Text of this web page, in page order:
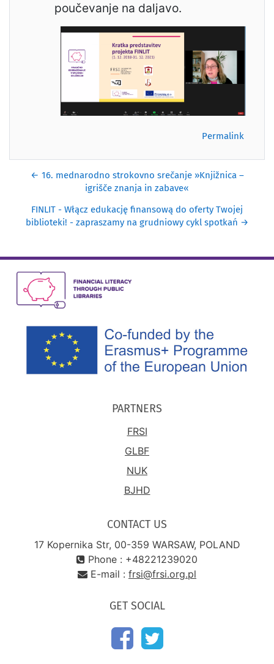
poučevanje na daljavo.
Permalink
← 16. mednarodno strokovno srečanje »Knjižnica –
igrišče znanja in zabave«
FINLIT - Włącz edukację finansową do oferty Twojej
biblioteki! - zapraszamy na grudniowy cykl spotkań →
PARTNERS
FRSI
GLBF
NUK
BJHD
CONTACT US
17 Kopernika Str, 00-359 WARSAW, POLAND
Phone : +48221239020
E-mail : frsi@frsi.org.pl
GET SOCIAL